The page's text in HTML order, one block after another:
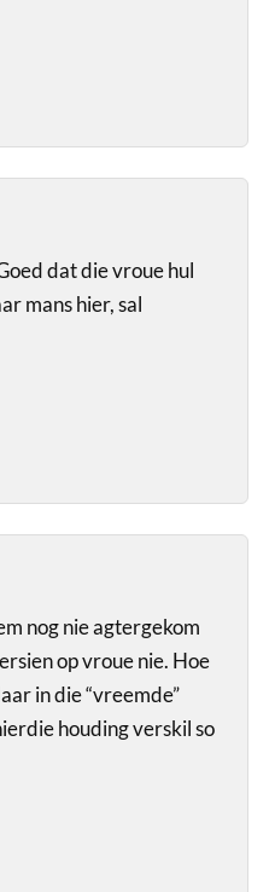
dat die vroue hul
mans hier, sal
nog nie agtergekom
op vroue nie. Hoe
in die “vreemde”
houding verskil so